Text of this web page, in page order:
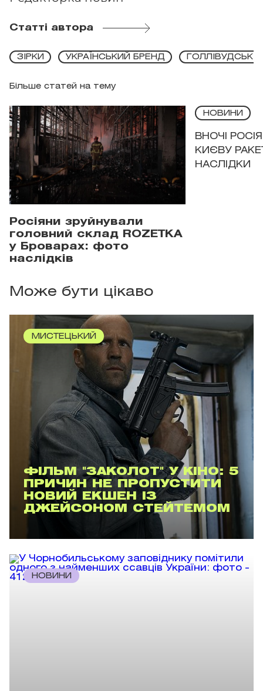
Статті автора
Більше статей на тему
ЗІРКИ УКРАЇНСЬКИЙ БРЕНД ГОЛЛІВУДСЬКІ
Росіяни зруйнували
головний склад ROZETKA
у Броварах: фото
наслідків
НОВИНИ
ВНОЧІ
КИЄВУ
НАСЛІДКИ
Може бути цікаво
МИСТЕЦЬКИЙ
ФІЛЬМ "ЗАКОЛОТ" У КІНО: 5
ПРИЧИН НЕ ПРОПУСТИТИ
НОВИЙ ЕКШЕН ІЗ
ДЖЕЙСОНОМ СТЕЙТЕМОМ
НОВИНИ